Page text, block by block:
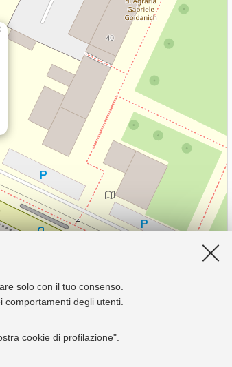
solo con il tuo consenso.
degli utenti.
cookie di profilazione".